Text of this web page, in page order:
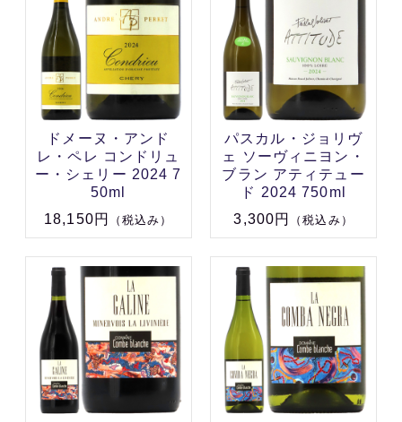
ドメーヌ・アンド
レ・ペレ コンドリュ
ー・シェリー 2024 7
50ml
18,150円
（税込み）
パスカル・ジョリヴ
ェ ソーヴィニヨン・
ブラン アティテュー
ド 2024 750ml
3,300円
（税込み）